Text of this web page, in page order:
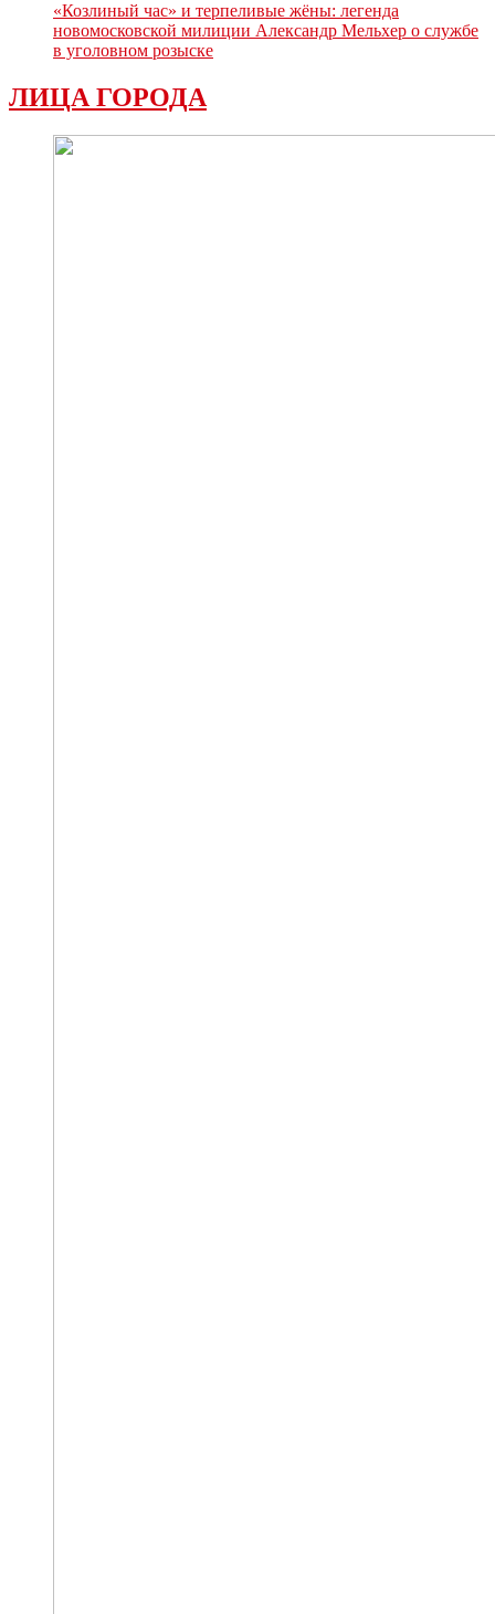
«Козлиный час» и терпеливые жёны: легенда
новомосковской милиции Александр Мельхер о службе
в уголовном розыске
ЛИЦА ГОРОДА